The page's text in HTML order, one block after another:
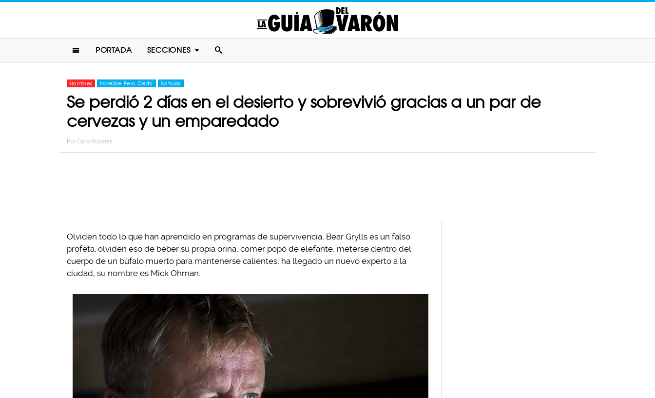
PORTADA SECCIONES
Hombres Increíble Pero Cierto Noticias
Se perdió 2 días en el desierto y sobrevivió gracias a un par de
cervezas y un emparedado
Por Caro Rosales
Olviden todo lo que han aprendido en programas de supervivencia, Bear Grylls es un falso
profeta; olviden eso de beber su propia orina, comer popó de elefante, meterse dentro del
cuerpo de un búfalo muerto para mantenerse calientes, ha llegado un nuevo experto a la
ciudad, su nombre es Mick Ohman.